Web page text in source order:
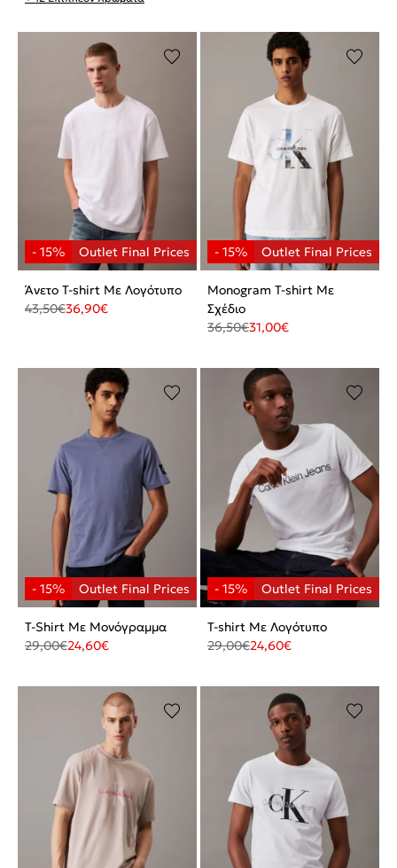
Άνετο T-shirt Με Λογότυπο
43,50€36,90€
Monogram T-shirt Με
Σχέδιο
36,50€31,00€
T-Shirt Με Μονόγραμμα
29,00€24,60€
T-shirt Με Λογότυπο
29,00€24,60€